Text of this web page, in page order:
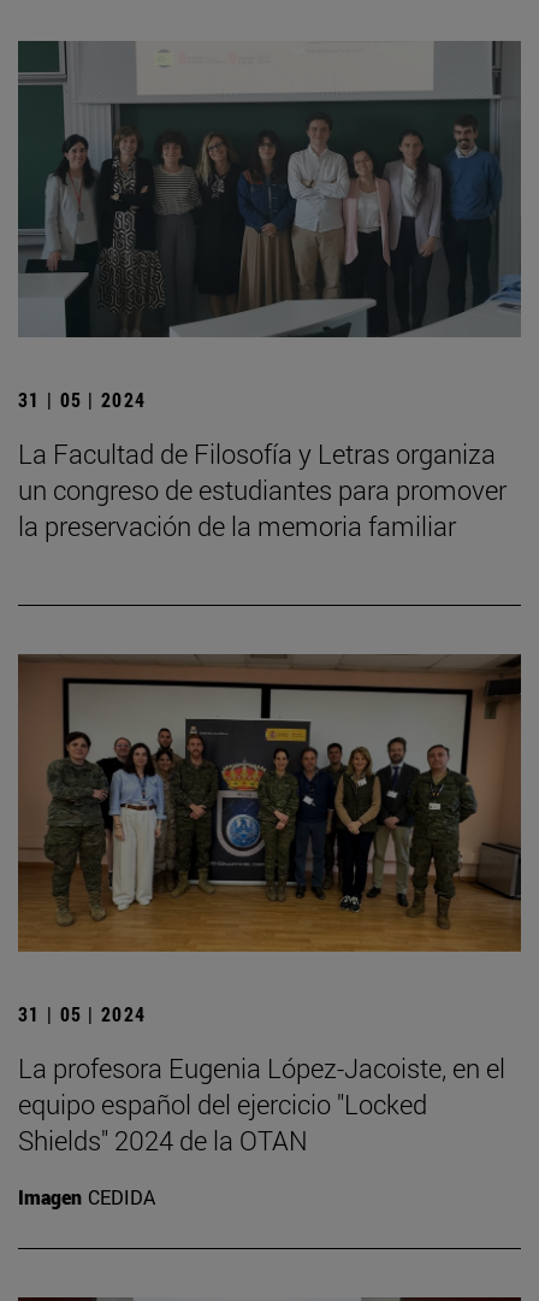
31 | 05 | 2024
La Facultad de Filosofía y Letras organiza
un congreso de estudiantes para promover
la preservación de la memoria familiar
31 | 05 | 2024
La profesora Eugenia López-Jacoiste, en el
equipo español del ejercicio "Locked
Shields" 2024 de la OTAN
Imagen CEDIDA